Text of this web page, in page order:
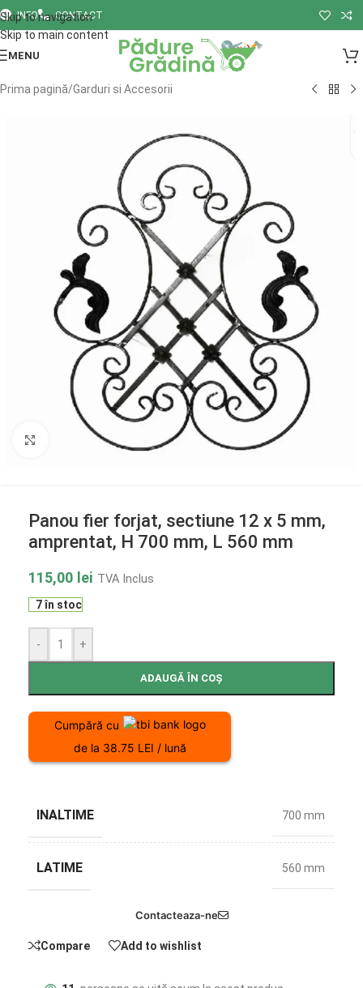
Skip to navigation
Skip to main content
INFO CONTACT
MENU
Prima pagină/Garduri si Accesorii
Click to enlarge
Panou fier forjat, sectiune 12 x 5 mm,
amprentat, H 700 mm, L 560 mm
115,00 lei TVA Inclus
7 în stoc
- +
ADAUGĂ ÎN COȘ
Cumpără cu
de la 38.75 LEI / lună
INALTIME 700 mm
LATIME 560 mm
Contacteaza-ne
Compare Add to wishlist